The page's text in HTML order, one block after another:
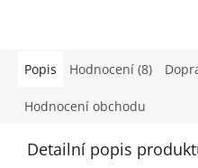
Popis Hodnocení (8)
Hodnocení obchodu
Detailní popis